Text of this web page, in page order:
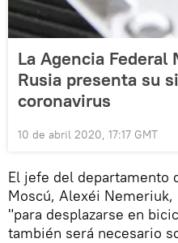
La Agencia
Rusia presenta su
coronavirus
10 de abril 2020, 17:17 GMT
El jefe del departamento
Moscú, Alexéi
"para desplazarse en
también será necesario